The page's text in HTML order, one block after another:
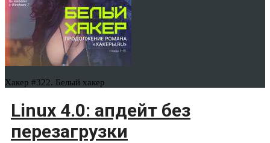
Хакер #322. Белый хакер
Linux 4.0: апдейт без
перезагрузки